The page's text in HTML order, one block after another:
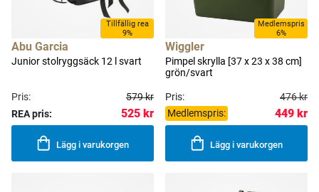
Tillfällig rea
9%
Abu Garcia
Junior stolryggsäck 12 l svart
Pris:
579 kr
REA pris:
525 kr
Lägg i varukorgen
Medlemspris
6%
Wiggler
Pimpel skrylla [37 x 23 x 38 cm]
grön/svart
Pris:
476 kr
Medlemspris:
449 kr
Lägg i varukorgen